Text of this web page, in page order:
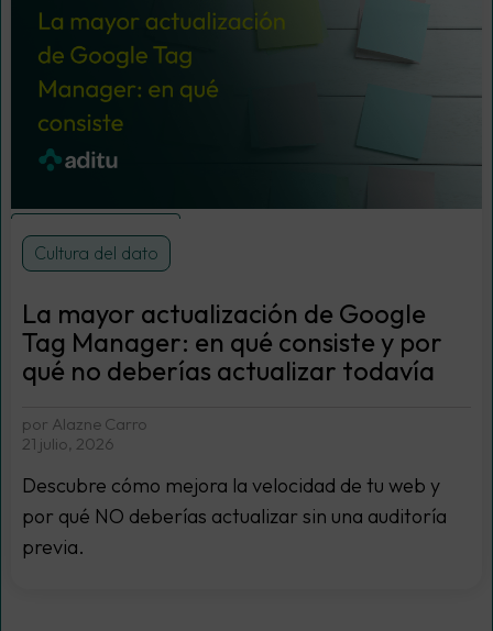
Cultura del dato
La mayor actualización de Google
Tag Manager: en qué consiste y por
qué no deberías actualizar todavía
por Alazne Carro
21 julio, 2026
Descubre cómo mejora la velocidad de tu web y
por qué NO deberías actualizar sin una auditoría
previa.